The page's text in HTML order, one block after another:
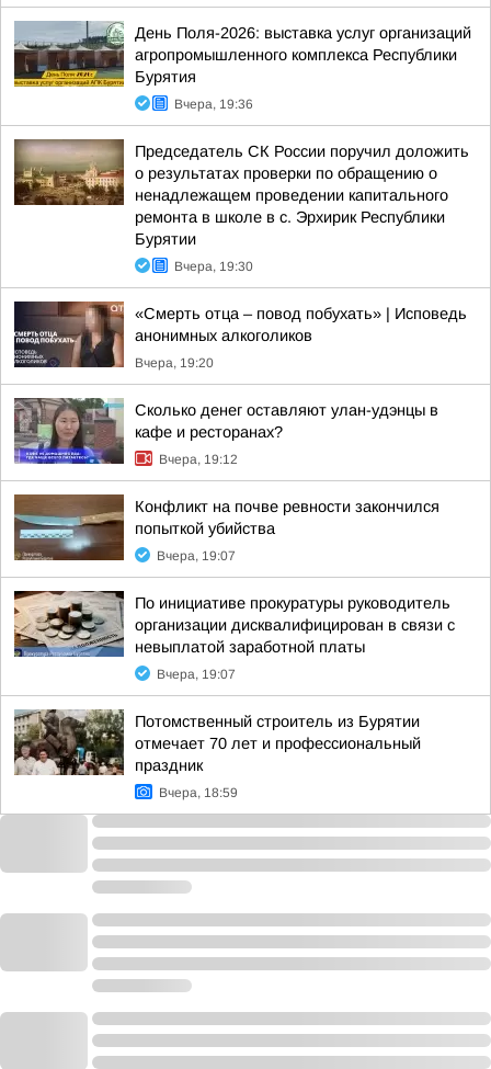
День Поля-2026: выставка услуг организаций
агропромышленного комплекса Республики
Бурятия
Вчера, 19:36
Председатель СК России поручил доложить
о результатах проверки по обращению о
ненадлежащем проведении капитального
ремонта в школе в с. Эрхирик Республики
Бурятии
Вчера, 19:30
«Смерть отца – повод побухать» | Исповедь
анонимных алкоголиков
Вчера, 19:20
Сколько денег оставляют улан-удэнцы в
кафе и ресторанах?
Вчера, 19:12
Конфликт на почве ревности закончился
попыткой убийства
Вчера, 19:07
По инициативе прокуратуры руководитель
организации дисквалифицирован в связи с
невыплатой заработной платы
Вчера, 19:07
Потомственный строитель из Бурятии
отмечает 70 лет и профессиональный
праздник
Вчера, 18:59